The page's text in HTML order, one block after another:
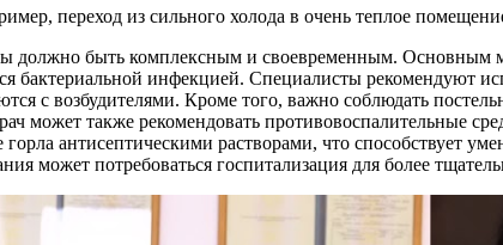
переход из сильного холода в очень теплое
должно быть комплексным и своевременным. Основным
бактериальной инфекцией. Специалисты рекомендуют
с возбудителями. Кроме того, важно соблюдать
может также рекомендовать противовоспалительные
антисептическими растворами, что способствует
может потребоваться госпитализация для более